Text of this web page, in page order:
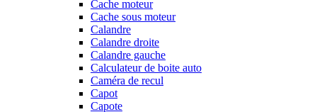
Cache moteur
Cache sous moteur
Calandre
Calandre droite
Calandre gauche
Calculateur de boite auto
Caméra de recul
Capot
Capote